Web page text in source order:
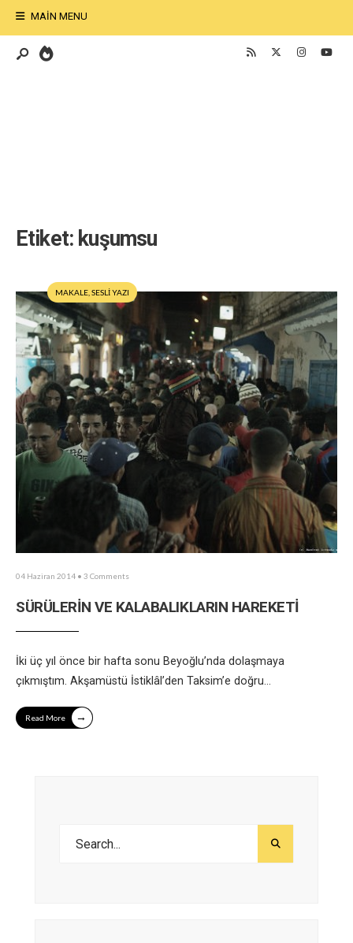
MAIN MENU
Etiket: kuşumsu
MAKALE SESLİ YAZI
04 Haziran 2014 • 3 Comments
SÜRÜLERİN VE KALABALIKLARIN HAREKETİ
İki üç yıl önce bir hafta sonu Beyoğlu’nda dolaşmaya
çıkmıştım. Akşamüstü İstiklâl’den Taksim’e doğru...
Read More →